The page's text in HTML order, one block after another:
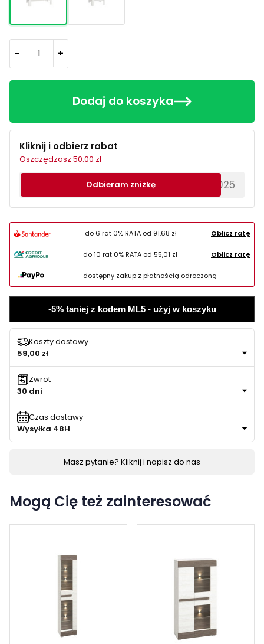
- +
Dodaj do koszyka
Kliknij i odbierz rabat
Oszczędzasz 50.00 zł
********EWS2025
Odbieram zniżkę
do 6 rat 0% RATA od 91,68 zł Oblicz ratę
do 10 rat 0% RATA od 55,01 zł Oblicz ratę
dostępny zakup z płatnością odroczoną
-5% taniej z kodem ML5 - użyj w koszyku
Koszty dostawy
59,00 zł
Zwrot
30 dni
Czas dostawy
Wysyłka 48H
Masz pytanie? Kliknij i napisz do nas
Mogą Cię też zainteresować